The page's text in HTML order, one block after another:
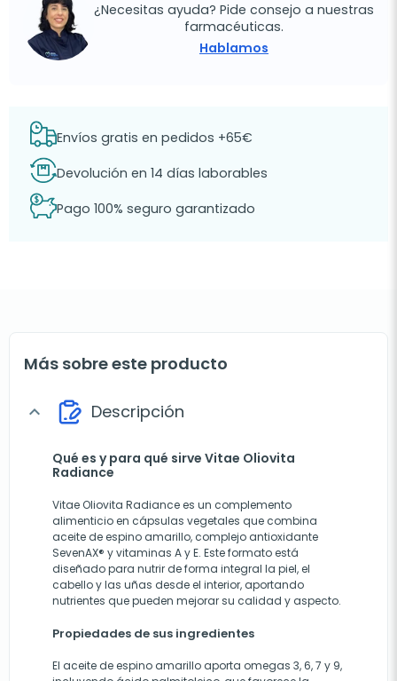
¿Necesitas ayuda? Pide consejo a nuestras
farmacéuticas.
Hablamos
Envíos gratis en pedidos +65€
Devolución en 14 días laborables
Pago 100% seguro garantizado
Más sobre este producto
expand_more Descripción
Qué es y para qué sirve Vitae Oliovita
Radiance
Vitae Oliovita Radiance es un complemento
alimenticio en cápsulas vegetales que combina
aceite de espino amarillo, complejo antioxidante
SevenAX® y vitaminas A y E. Este formato está
diseñado para nutrir de forma integral la piel, el
cabello y las uñas desde el interior, aportando
nutrientes que pueden mejorar su calidad y aspecto.
Propiedades de sus ingredientes
El aceite de espino amarillo aporta omegas 3, 6, 7 y 9,